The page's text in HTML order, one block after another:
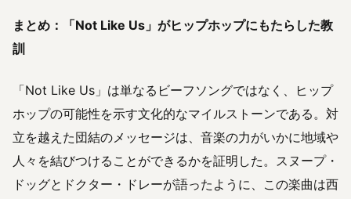
まとめ：「Not Like Us」がヒップホップにもたらした教
訓
「Not Like Us」は単なるビーフソングではなく、ヒップ
ホップの可能性を示す文化的なマイルストーンである。対
立を越えた団結のメッセージは、音楽の力がいかに地域や
人々を結びつけることができるかを証明した。スヌープ・
ドッグとドクター・ドレーが語ったように、この楽曲は西